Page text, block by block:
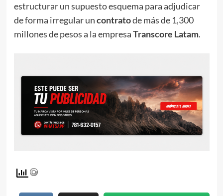
estructurar un supuesto esquema para adjudicar
de forma irregular uncontratode más de 1,300
millones de pesos a la empresaTranscore Latam.